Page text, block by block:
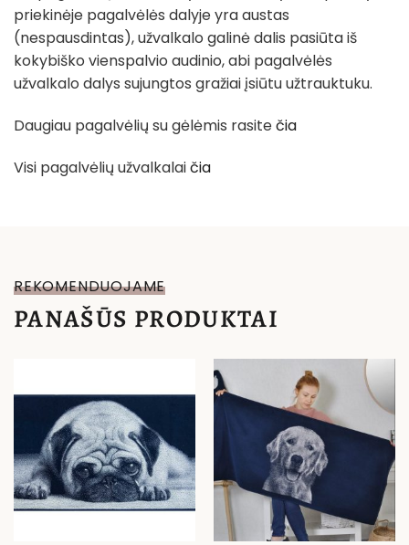
priekinėje pagalvėlės dalyje yra austas
(nespausdintas), užvalkalo galinė dalis pasiūta iš
kokybiško vienspalvio audinio, abi pagalvėlės
užvalkalo dalys sujungtos gražiai įsiūtu užtrauktuku.
Daugiau pagalvėlių su gėlėmis rasitečia
Visi pagalvėlių užvalkalaičia
REKOMENDUOJAME
PANAŠŪS PRODUKTAI